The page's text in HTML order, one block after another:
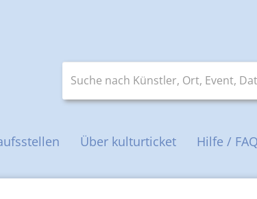
Über kulturticket Hilfe / FAQ